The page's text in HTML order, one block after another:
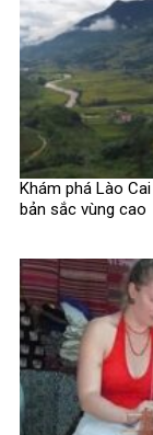
Khám phá Lào
bản sắc vùng cao